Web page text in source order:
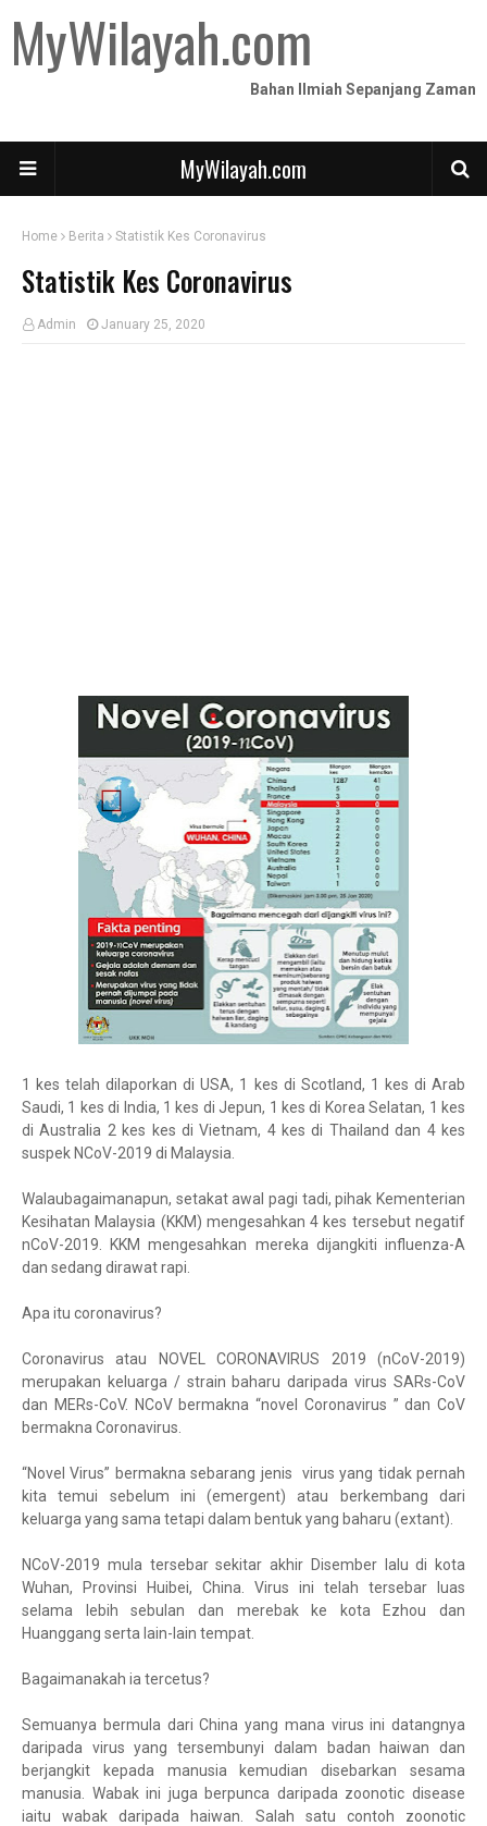
MyWilayah.com
Bahan Ilmiah Sepanjang Zaman
MyWilayah.com
Home Berita Statistik Kes Coronavirus
Statistik Kes Coronavirus
Admin January 25, 2020
1 kes telah dilaporkan di USA, 1 kes di Scotland, 1 kes di Arab
Saudi, 1 kes di India, 1 kes di Jepun, 1 kes di Korea Selatan, 1 kes
di Australia 2 kes kes di Vietnam, 4 kes di Thailand dan 4 kes
suspek NCoV-2019 di Malaysia.
Walaubagaimanapun, setakat awal pagi tadi, pihak Kementerian
Kesihatan Malaysia (KKM) mengesahkan 4 kes tersebut negatif
nCoV-2019. KKM mengesahkan mereka dijangkiti influenza-A
dan sedang dirawat rapi.
Apa itu coronavirus?
Coronavirus atau NOVEL CORONAVIRUS 2019 (nCoV-2019)
merupakan keluarga / strain baharu daripada virus SARs-CoV
dan MERs-CoV. NCoV bermakna “novel Coronavirus ” dan CoV
bermakna Coronavirus.
“Novel Virus” bermakna sebarang jenis virus yang tidak pernah
kita temui sebelum ini (emergent) atau berkembang dari
keluarga yang sama tetapi dalam bentuk yang baharu (extant).
NCoV-2019 mula tersebar sekitar akhir Disember lalu di kota
Wuhan, Provinsi Huibei, China. Virus ini telah tersebar luas
selama lebih sebulan dan merebak ke kota Ezhou dan
Huanggang serta lain-lain tempat.
Bagaimanakah ia tercetus?
Semuanya bermula dari China yang mana virus ini datangnya
daripada virus yang tersembunyi dalam badan haiwan dan
berjangkit kepada manusia kemudian disebarkan sesama
manusia. Wabak ini juga berpunca daripada zoonotic disease
iaitu wabak daripada haiwan. Salah satu contoh zoonotic